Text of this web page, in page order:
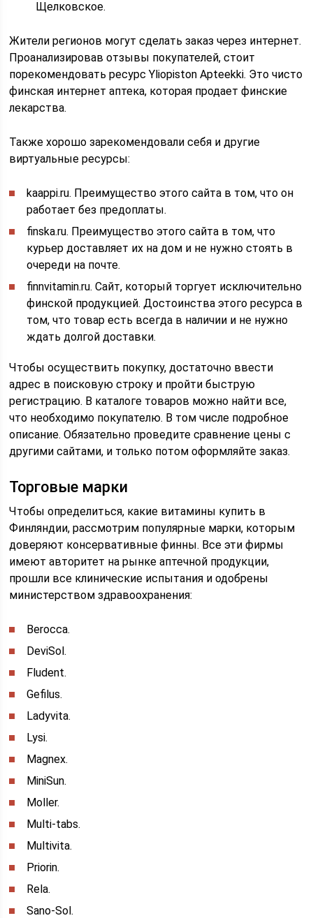
Щелковское.
Жители регионов могут сделать заказ через интернет.
Проанализировав отзывы покупателей, стоит
порекомендовать ресурс Yliopiston Apteekki. Это чисто
финская интернет аптека, которая продает финские
лекарства.
Также хорошо зарекомендовали себя и другие
виртуальные ресурсы:
kaappi.ru. Преимущество этого сайта в том, что он
работает без предоплаты.
finska.ru. Преимущество этого сайта в том, что
курьер доставляет их на дом и не нужно стоять в
очереди на почте.
finnvitamin.ru. Сайт, который торгует исключительно
финской продукцией. Достоинства этого ресурса в
том, что товар есть всегда в наличии и не нужно
ждать долгой доставки.
Чтобы осуществить покупку, достаточно ввести
адрес в поисковую строку и пройти быструю
регистрацию. В каталоге товаров можно найти все,
что необходимо покупателю. В том числе подробное
описание. Обязательно проведите сравнение цены с
другими сайтами, и только потом оформляйте заказ.
Торговые марки
Чтобы определиться, какие витамины купить в
Финляндии, рассмотрим популярные марки, которым
доверяют консервативные финны. Все эти фирмы
имеют авторитет на рынке аптечной продукции,
прошли все клинические испытания и одобрены
министерством здравоохранения:
Berocca.
DeviSol.
Fludent.
Gefilus.
Ladyvita.
Lysi.
Magnex.
MiniSun.
Moller.
Multi-tabs.
Multivita.
Priorin.
Rela.
Sano-Sol.